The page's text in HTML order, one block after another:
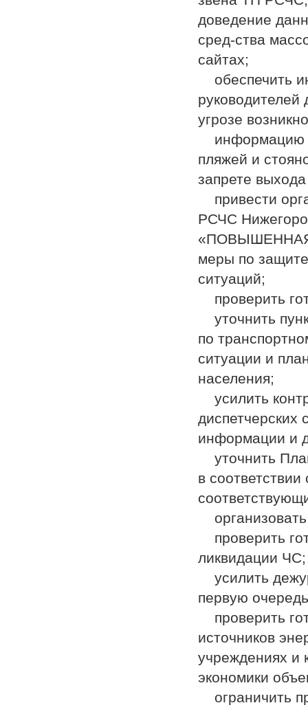
доведение
сред-ства
сайтах;
обеспечить
руководителей
угрозе
информацию о
пляжей и
запрете
привести
РСЧС
«ПОВЫШЕННАЯ
меры по
ситуаций;
проверить
уточнить
по
ситуации и
населения;
усилить
диспетчерских
информации и
уточнить
в
проверить
ликвидации ЧС;
усилить
первую
проверить
источников
учреждениях и
экономики
ограничить